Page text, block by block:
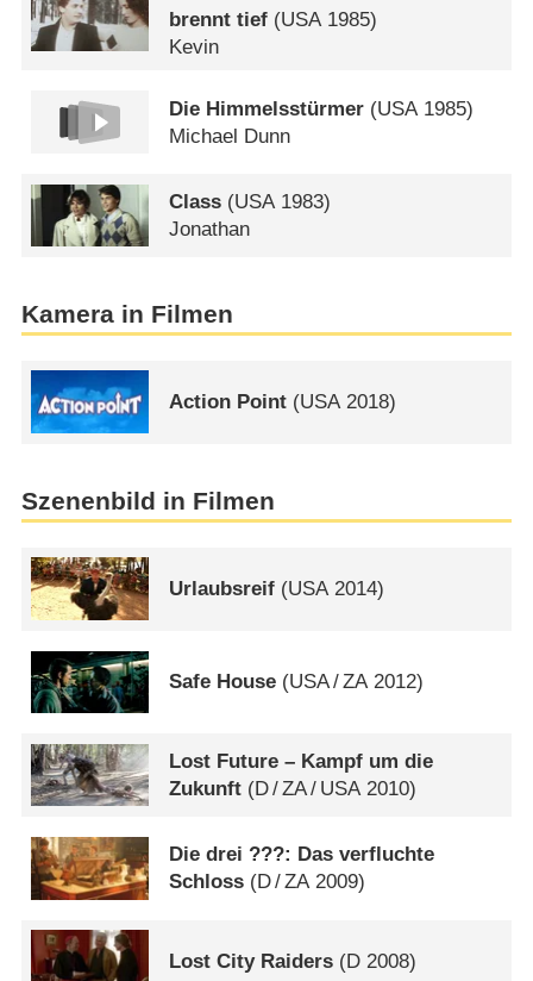
brennt tief (USA1985)
Kevin
Die Himmelsstürmer (USA 1985)
Michael Dunn
Class (USA1983)
Jonathan
Kamera in Filmen
Action Point (USA2018)
Szenenbild in Filmen
Urlaubsreif (USA2014)
Safe House (USA/ZA2012)
Lost Future – Kampf um die
Zukunft (D/ZA/ USA2010)
Die drei ???: Das verfluchte
Schloss (D/ZA2009)
Lost City Raiders (D 2008)